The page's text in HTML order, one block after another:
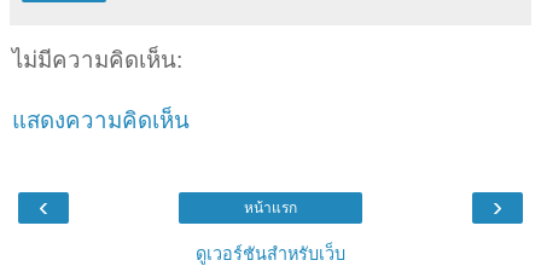
ไม่มีความคิดเห็น:
แสดงความคิดเห็น
‹ ›
หน้าแรก
ดูเวอร์ชันสำหรับเว็บ